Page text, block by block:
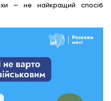
— не найкращий спосіб